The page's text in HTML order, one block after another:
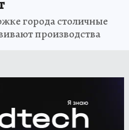
города столичные
производства